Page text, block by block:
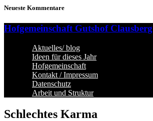
Neueste Kommentare
Hofgemeinschaft Gutshof Clausberg
Aktuelles/ blog
Ideen für dieses Jahr
Hofgemeinschaft
Kontakt / Impressum
Datenschutz
Arbeit und Struktur
Schlechtes Karma